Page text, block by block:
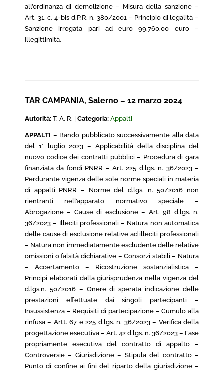
all’ordinanza di demolizione – Misura della sanzione –
Art. 31, c. 4-bis d.P.R. n. 380/2001 – Principio di legalità –
Sanzione irrogata pari ad euro 99,760,00 euro –
Illegittimità.
TAR CAMPANIA, Salerno – 12 marzo 2024
Autorità: T. A. R. | Categoria: Appalti
APPALTI – Bando pubblicato successivamente alla data
del 1° luglio 2023 – Applicabilità della disciplina del
nuovo codice dei contratti pubblici – Procedura di gara
finanziata da fondi PNRR – Art. 225 d.lgs. n. 36/2023 –
Perdurante vigenza delle sole norme speciali in materia
di appalti PNRR – Norme del d.lgs. n. 50/2016 non
rientranti nell’apparato normativo speciale –
Abrogazione – Cause di esclusione – Art. 98 d.lgs. n.
36/2023 – Illeciti professionali – Natura non automatica
delle cause di esclusione relative ad illeciti professionali
– Natura non immediatamente escludente delle relative
omissioni o falsità dichiarative – Consorzi stabili – Natura
– Accertamento – Ricostruzione sostanzialistica –
Principi elaborati dalla giurisprudenza nella vigenza del
d.lgs.n. 50/2016 – Onere di sperata indicazione delle
prestazioni effettuate dai singoli partecipanti –
Insussistenza – Requisiti di partecipazione – Cumulo alla
rinfusa – Artt. 67 e 225 d.lgs. n. 36/2023 – Verifica della
progettazione esecutiva – Art. 42 d.lgs. n. 36/2023 – Fase
propriamente esecutiva del contratto di appalto –
Controversie – Giurisdizione – Stipula del contratto –
Punto di confine ai fini del riparto della giurisdizione –